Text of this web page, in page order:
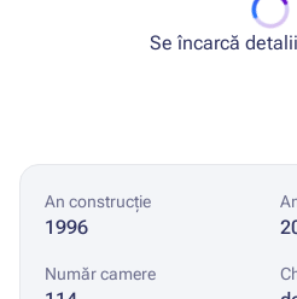
Se încarcă
An construcție
1996
Număr camere